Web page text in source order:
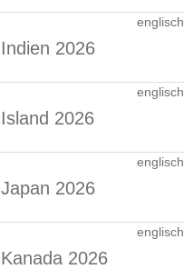
2026
englisch
2026
englisch
2026
englisch
2026
englisch